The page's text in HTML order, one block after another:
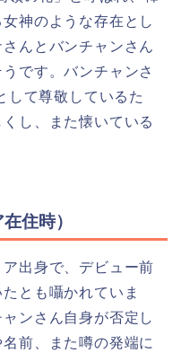
神のような存在とし
んとバンチャンさん
です。バンチャンさ
して尊敬しているた
し、また懐いている
住時）
出身で、デビュー前
とも囁かれていま
ンさん自身が否定し
前、また噂の発端に